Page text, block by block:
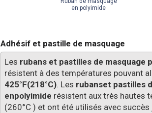
en polyimide
Adhésif et pastille de masquage
Les rubans et pastilles de masquage
résistent à des températures pouvant
425°F(218°C). Les rubanset pastilles
enpolyimide résistent aux très hautes
(260°C ) et ont été utilisés avec succès